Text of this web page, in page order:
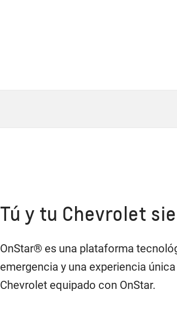
Tú y tu Chevrolet
OnStar® es una plataforma
emergencia y una experiencia
Chevrolet equipado con OnStar.